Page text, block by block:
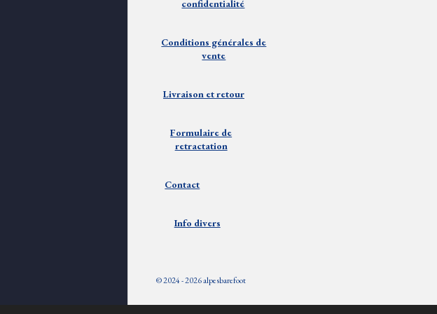
confidentialité
Conditions générales de
vente
Livraison etretour
Formulaire de
retractation
Contact
Info divers
© 2024 - 2026 alpesbarefoot